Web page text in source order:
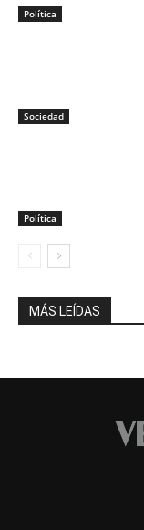
Política
Sociedad
Política
MÁS LEÍDAS